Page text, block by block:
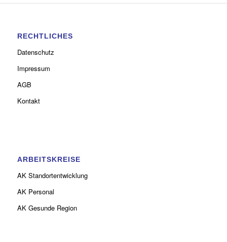
RECHTLICHES
Datenschutz
Impressum
AGB
Kontakt
ARBEITSKREISE
AK Standortentwicklung
AK Personal
AK Gesunde Region